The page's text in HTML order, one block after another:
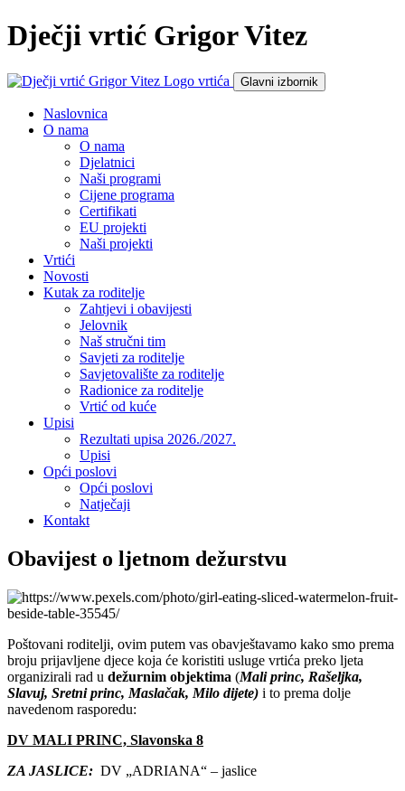
Dječji vrtić Grigor Vitez
Glavni izbornik
Naslovnica
O nama
O nama
Djelatnici
Naši programi
Cijene programa
Certifikati
EU projekti
Naši projekti
Vrtići
Novosti
Kutak za roditelje
Zahtjevi i obavijesti
Jelovnik
Naš stručni tim
Savjeti za roditelje
Savjetovalište za roditelje
Radionice za roditelje
Vrtić od kuće
Upisi
Rezultati upisa 2026./2027.
Upisi
Opći poslovi
Opći poslovi
Natječaji
Kontakt
Obavijest o ljetnom dežurstvu
Poštovani roditelji, ovim putem vas obavještavamo kako smo prema
broju prijavljene djece koja će koristiti usluge vrtića preko ljeta
organizirali rad u dežurnim objektima (Mali princ, Rašeljka,
Slavuj, Sretni princ, Maslačak, Milo dijete) i to prema dolje
navedenom rasporedu:
DV MALI PRINC, Slavonska 8
ZA JASLICE: DV „ADRIANA“ – jaslice